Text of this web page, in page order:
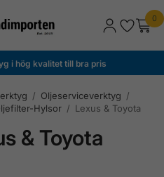
0
i hög kvalitet till bra pris
/ Oljeserviceverktyg /
Hylsor / Lexus & Toyota
& Toyota